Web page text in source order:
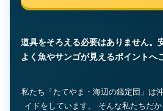
道具をそろえる必要はありません。
よく魚やサンゴが見えるポイントへ
私たち「たてやま・海辺の鑑定団」は
イドをしています。 そんな私たちだ